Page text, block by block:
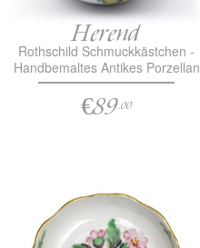
Herend
Rothschild Schmuckkästchen -
Handbemaltes Antikes Porzellan
€89.00